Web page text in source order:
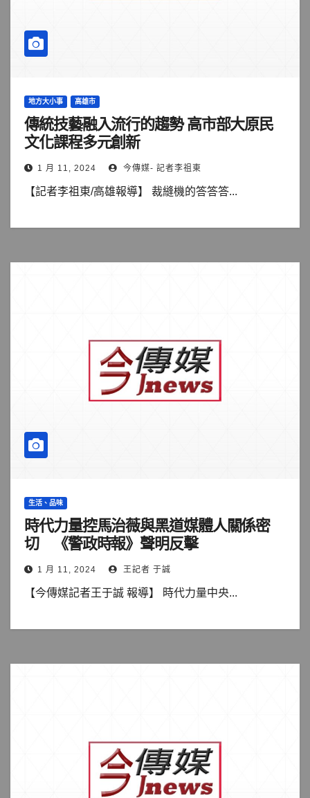
地方大小事 高雄市
傳統技藝融入流行的趨勢 高市部大原民
文化課程多元創新
1 月 11, 2024 今傳媒- 記者李祖東
【記者李祖東/高雄報導】 裁縫機的答答答...
生活、品味
時代力量控馬治薇與黑道媒體人關係密
切 《警政時報》聲明反擊
1 月 11, 2024 王記者 于誠
【今傳媒記者王于誠 報導】 時代力量中央...